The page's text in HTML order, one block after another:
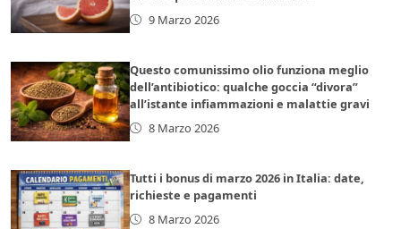
9 Marzo 2026
Questo comunissimo olio funziona meglio
dell’antibiotico: qualche goccia “divora”
all’istante infiammazioni e malattie gravi
8 Marzo 2026
Tutti i bonus di marzo 2026 in Italia: date,
richieste e pagamenti
8 Marzo 2026